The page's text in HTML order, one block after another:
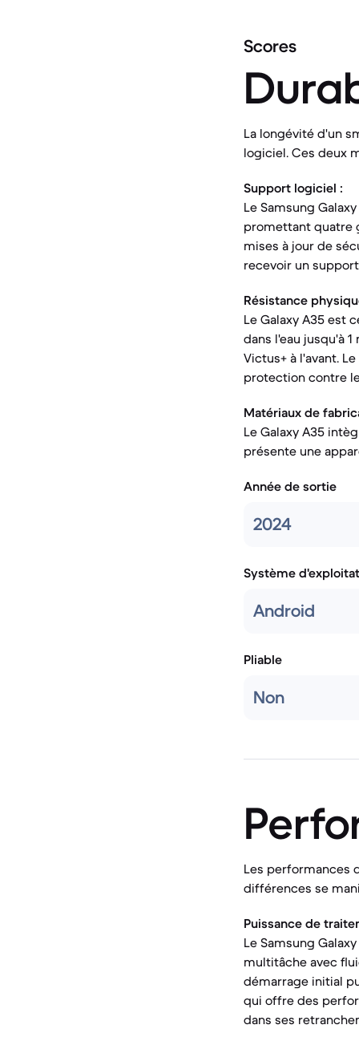
Scores
La longévité d'un
logiciel. Ces deux
Support logiciel :
Le Samsung
promettant quatre
mises à jour de
recevoir un
Résistance
Le Galaxy A35 est
dans l'eau jusqu'à
Victus+ à l'avant.
protection contre
Matériaux de
Le Galaxy A35
présente une
Année de sortie
2024
Système
Android
Pliable
Non
Les performances
différences se
Puissance de
Le Samsung
multitâche avec
démarrage initial
qui offre des
dans ses